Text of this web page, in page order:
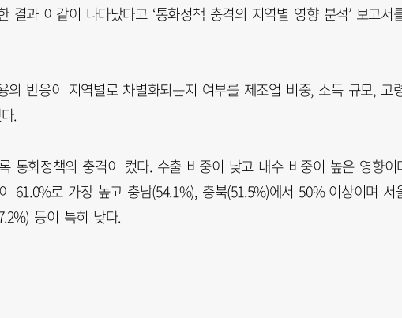
결과 이같이 나타났다고 ‘통화정책 충격의 지역별 영향 분석’ 보고서
반응이 지역별로 차별화되는지 여부를 제조업 비중, 소득 규모, 고
.
통화정책의 충격이 컸다. 수출 비중이 낮고 내수 비중이 높은 영향이
61.0%로 가장 높고 충남(54.1%), 충북(51.5%)에서 50% 이상이며 서
등이 특히 낮다.